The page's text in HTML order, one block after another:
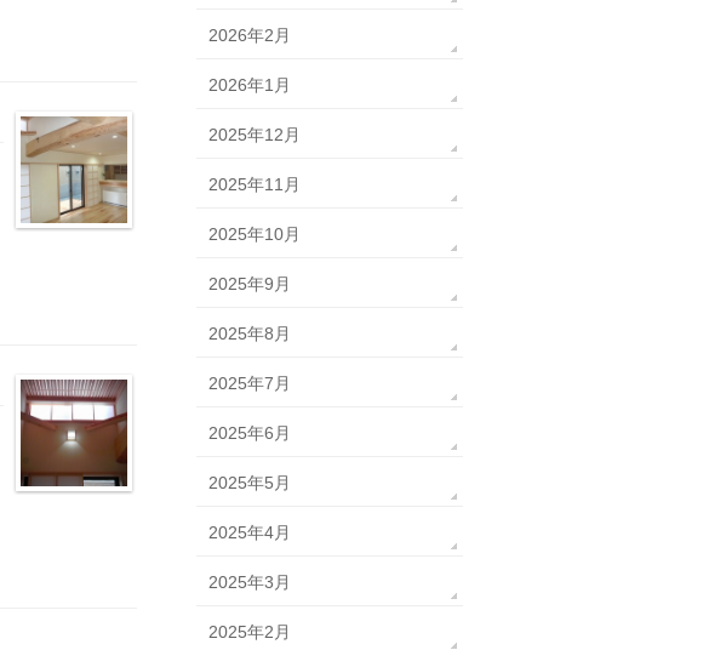
2026年2月
2026年1月
2025年12月
2025年11月
2025年10月
2025年9月
2025年8月
2025年7月
2025年6月
2025年5月
2025年4月
2025年3月
2025年2月